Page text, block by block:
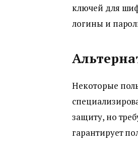
ключей для
логины и
Некоторые
защиту, но
гарантирует